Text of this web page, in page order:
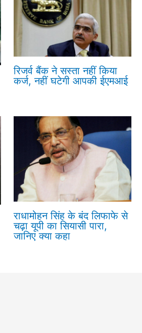
रिजर्व बैंक ने सस्ता नहीं किया
कर्ज, नहीं घटेगी आपकी ईएमआई
राधामोहन सिंह के बंद लिफाफे से
चढ़ा यूपी का सियासी पारा,
जानिए क्या कहा